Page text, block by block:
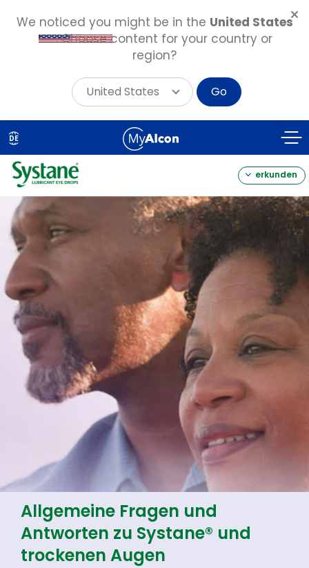
Skip
to
main
content
DE
erkunden
Allgemeine Fragen und
Antworten zu Systane® und
trockenen Augen
We noticed you might be in the United States
. Choose content for your country or
region?
United States Go